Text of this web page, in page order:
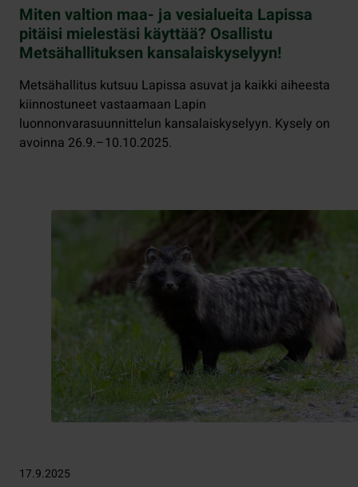
Miten valtion maa- ja vesialueita Lapissa
pitäisi mielestäsi käyttää? Osallistu
Metsähallituksen kansalaiskyselyyn!
Metsähallitus kutsuu Lapissa asuvat ja kaikki aiheesta
kiinnostuneet vastaamaan Lapin
luonnonvarasuunnittelun kansalaiskyselyyn. Kysely on
avoinna 26.9.–10.10.2025.
17.9.2025